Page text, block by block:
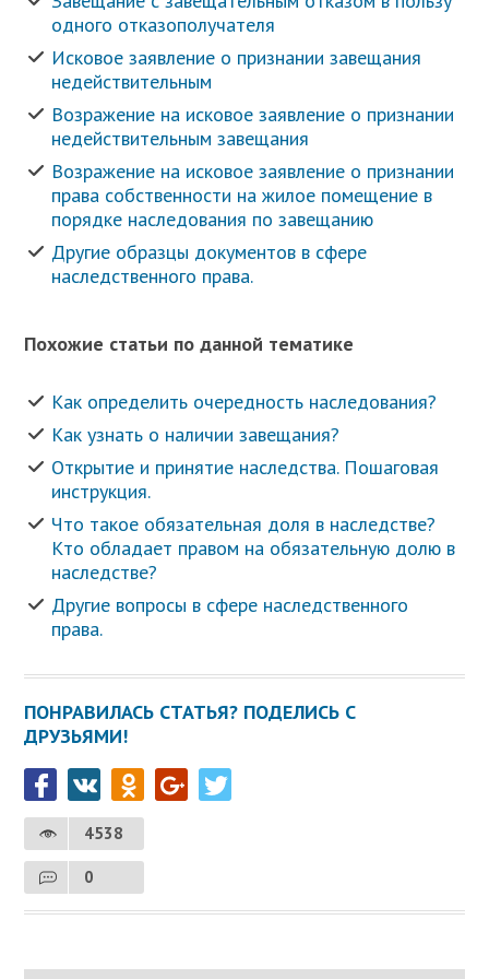
одного отказополучателя
Исковое заявление о признании завещания
недействительным
Возражение на исковое заявление о признании
недействительным завещания
Возражение на исковое заявление о признании
права собственности на жилое помещение в
порядке наследования по завещанию
Другие образцы документов в сфере
наследственного права.
Похожие статьи по данной тематике
Как определить очередность наследования?
Как узнать о наличии завещания?
Открытие и принятие наследства. Пошаговая
инструкция.
Что такое обязательная доля в наследстве?
Кто обладает правом на обязательную долю в
наследстве?
Другие вопросы в сфере наследственного
права.
ПОНРАВИЛАСЬ СТАТЬЯ? ПОДЕЛИСЬ С
ДРУЗЬЯМИ!
4538
0